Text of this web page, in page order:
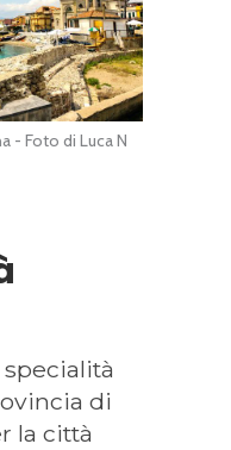
- Foto di Luca N
di
la città